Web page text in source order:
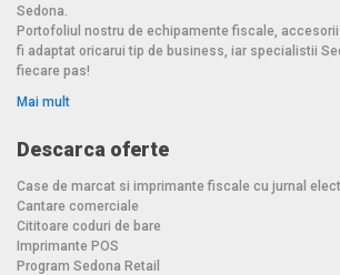
Sedona.
Portofoliul nostru de echipamente fiscale,
fi adaptat oricarui tip de business, iar specialistii
fiecare pas!
Mai mult
Descarca oferte
Case de marcat si imprimante fiscale cu jurnal
Cantare comerciale
Cititoare coduri de bare
Imprimante POS
Program Sedona Retail